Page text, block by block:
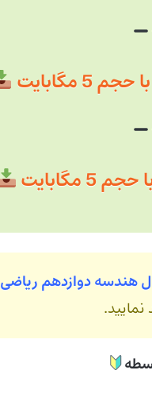
هندسه دوازدهم ریاضی
نمایید.